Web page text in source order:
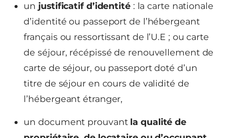
un justificatif d’identité: la carte nationale
d’identité ou passeport de l’hébergeant
français ou ressortissant de l’U.E ; ou carte
de séjour, récépissé de renouvellement de
carte de séjour, ou passeport doté d’un
titre de séjour en cours de validité de
l’hébergeant étranger,
un document prouvant la qualité de